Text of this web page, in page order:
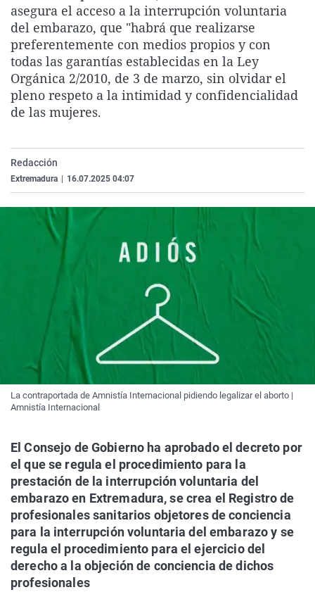
La rosa de los vientos
Gente viajera
Como el perro y el
Caso
Retornados
Equipo de
Operación Viuda
Extremadura
Galicia
La Rioja
Navarra
Virales
Televisión
Elecciones
asegura el acceso a la interrupción voluntaria
del embarazo, que "habrá que realizarse
preferentemente con medios propios y con
todas las garantías establecidas en la Ley
Orgánica 2/2010, de 3 de marzo, sin olvidar el
pleno respeto a la intimidad y confidencialidad
de las mujeres.
Redacción
Extremadura 16.07.2025 04:07
La contraportada de Amnistía Internacional pidiendo legalizar el aborto |
Amnistía Internacional
El Consejo de Gobierno ha aprobado el decreto por
el que se regula el procedimiento para la
prestación de la interrupción voluntaria del
embarazo en Extremadura, se crea el Registro de
profesionales sanitarios objetores de conciencia
para la interrupción voluntaria del embarazo y se
regula el procedimiento para el ejercicio del
derecho a la objeción de conciencia de dichos
profesionales